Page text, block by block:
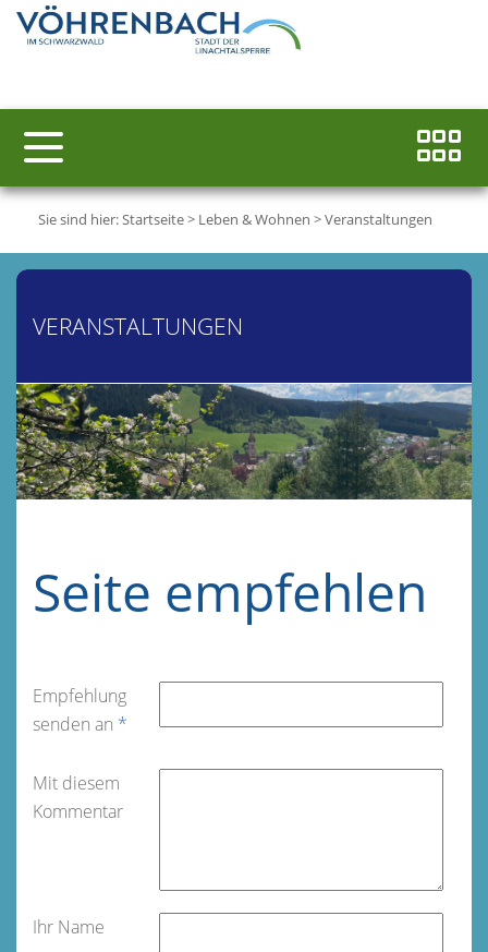
Sie sind hier:Startseite> Leben & Wohnen >Veranstaltungen
VERANSTALTUNGEN
Seite empfehlen
Empfehlung
senden an *
Mit diesem
Kommentar
Ihr Name